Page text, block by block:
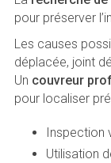
pour préserver
Les causes
déplacée, joint
Un couvreur
pour localiser
Inspection
Utilisation